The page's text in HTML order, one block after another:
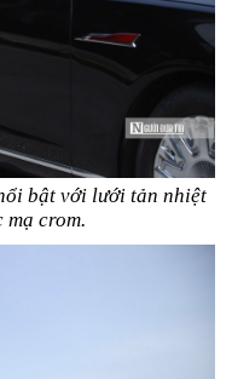
bật với lưới tản nhiệt
crom.